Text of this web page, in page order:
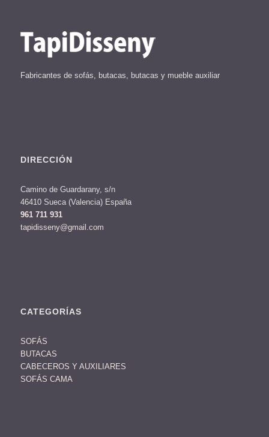
Fabricantes de sofás, butacas, butacas y mueble auxiliar
DIRECCIÓN
Camino de Guardarany, s/n
46410 Sueca (Valencia) España
961 711 931
tapidisseny@gmail.com
CATEGORÍAS
SOFÁS
BUTACAS
CABECEROS Y AUXILIARES
SOFÁS CAMA